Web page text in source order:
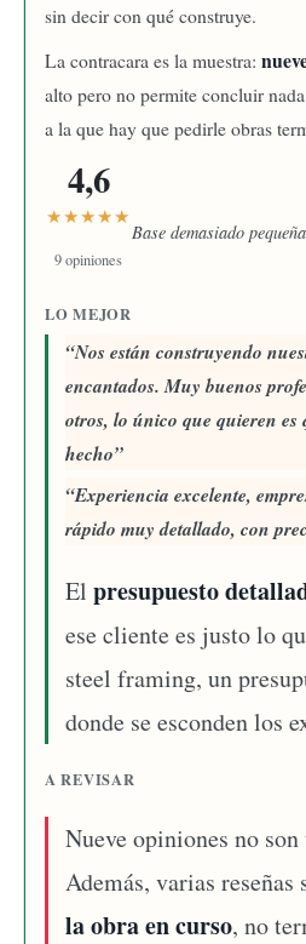
sin decir con qué construye.
La contracara es la muestra:
alto pero no permite concluir
a la que hay que pedirle obras
4,6
★★★★★
9 opiniones
Base demasiado
LO MEJOR
Nos están construyendo
encantados. Muy buenos
otros, lo único que quieren es
hecho
Experiencia excelente,
rápido muy detallado, con
El presupuesto
ese cliente es justo lo
steel framing, un
donde se esconden los
A REVISAR
Nueve opiniones no son
Además, varias reseñas
la obra en curso, no